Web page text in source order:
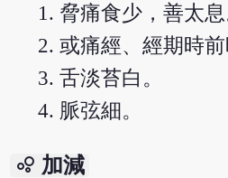
脅痛食少，善太息
或痛經、經期時前
舌淡苔白。
脈弦細。
bubble_chart 加減